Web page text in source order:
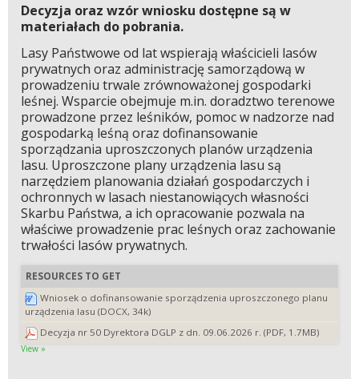
Decyzja oraz wzór wniosku dostępne są w
materiałach do pobrania.
Lasy Państwowe od lat wspierają właścicieli lasów
prywatnych oraz administrację samorządową w
prowadzeniu trwale zrównoważonej gospodarki
leśnej. Wsparcie obejmuje m.in. doradztwo terenowe
prowadzone przez leśników, pomoc w nadzorze nad
gospodarką leśną oraz dofinansowanie
sporządzania uproszczonych planów urządzenia
lasu. Uproszczone plany urządzenia lasu są
narzędziem planowania działań gospodarczych i
ochronnych w lasach niestanowiących własności
Skarbu Państwa, a ich opracowanie pozwala na
właściwe prowadzenie prac leśnych oraz zachowanie
trwałości lasów prywatnych.
RESOURCES TO GET
Wniosek o dofinansowanie sporządzenia uproszczonego planu
urządzenia lasu (DOCX, 34k)
Decyzja nr 50 Dyrektora DGLP z dn. 09.06.2026 r. (PDF, 1.7MB)
View »